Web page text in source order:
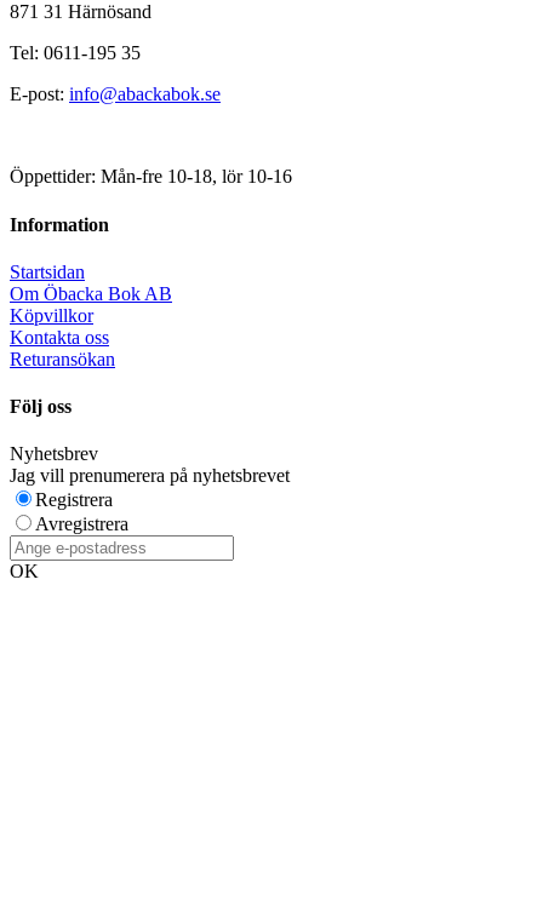
871 31 Härnösand
Tel: 0611-195 35
E-post: info@abackabok.se
Öppettider: Mån-fre 10-18, lör 10-16
Information
Startsidan
Om Öbacka Bok AB
Köpvillkor
Kontakta oss
Returansökan
Följ oss
Nyhetsbrev
Jag vill prenumerera på nyhetsbrevet
Registrera
Avregistrera
OK